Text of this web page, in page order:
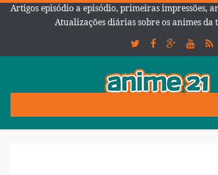
Artigos episódio a episódio, primeiras impressões,
Atualizações diárias sobre os animes da